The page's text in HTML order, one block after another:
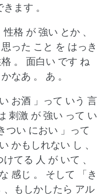
ます 。
格 が 強い とか 、
った こと を はっき
。
面白い です ね
なあ 。
あ 。
お酒 」って いう 言
刺激 が 強い って い
つい におい 」って
かもしれない し 、
てる 人 が いて 、
感じ 。
そして 「き
もしかしたら アル